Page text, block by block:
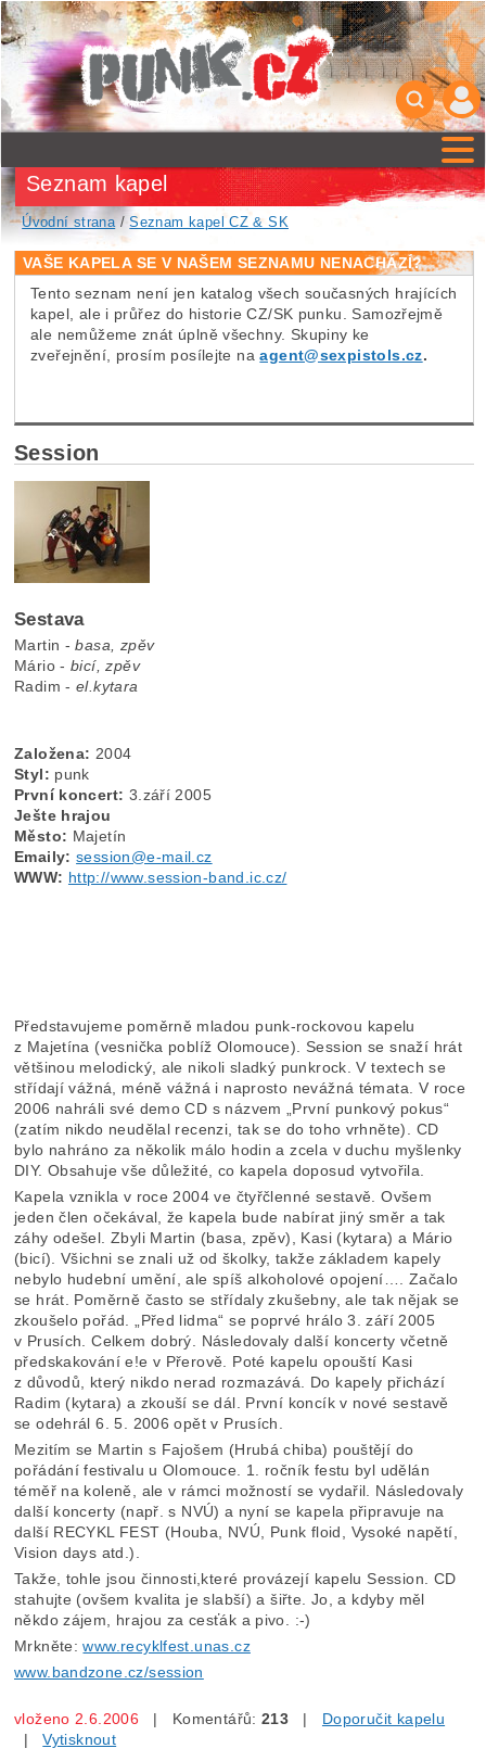
Seznam kapel
Úvodní strana/Seznam kapel CZ & SK
VAŠE KAPELA SE V NAŠEM SEZNAMU NENACHÁZÍ?
Tento seznam není jen katalog všech současných hrajících
kapel, ale i průřez do historie CZ/SK punku. Samozřejmě
ale nemůžeme znát úplně všechny. Skupiny ke
zveřejnění, prosím posílejte na agent@sexpistols.cz.
Session
Sestava
Martin -basa, zpěv
Mário -bicí, zpěv
Radim - el.kytara
Založena: 2004
Styl: punk
První koncert: 3.září 2005
Ješte hrajou
Město: Majetín
Emaily: session@e-mail.cz
WWW: http://www.session-band.ic.cz/
Představujeme poměrně mladou punk-rockovou kapelu
z Majetína (vesnička poblíž Olomouce). Session se snaží hrát
většinou melodický, ale nikoli sladký punkrock. V textech se
střídají vážná, méně vážná i naprosto nevážná témata. V roce
2006 nahráli své demo CD s názvem „První punkový pokus“
(zatím nikdo neudělal recenzi, tak se do toho vrhněte). CD
bylo nahráno za několik málo hodin a zcela v duchu myšlenky
DIY. Obsahuje vše důležité, co kapela doposud vytvořila.
Kapela vznikla v roce 2004 ve čtyřčlenné sestavě. Ovšem
jeden člen očekával, že kapela bude nabírat jiný směr a tak
záhy odešel. Zbyli Martin (basa, zpěv), Kasi (kytara) a Mário
(bicí). Všichni se znali už od školky, takže základem kapely
nebylo hudební umění, ale spíš alkoholové opojení…. Začalo
se hrát. Poměrně často se střídaly zkušebny, ale tak nějak se
zkoušelo pořád. „Před lidma“ se poprvé hrálo 3. září 2005
v Prusích. Celkem dobrý. Následovaly další koncerty včetně
předskakování e!e v Přerově. Poté kapelu opouští Kasi
z důvodů, který nikdo nerad rozmazává. Do kapely přichází
Radim (kytara) a zkouší se dál. První koncík v nové sestavě
se odehrál 6. 5. 2006 opět v Prusích.
Mezitím se Martin s Fajošem (Hrubá chiba) pouštějí do
pořádání festivalu u Olomouce. 1. ročník festu byl udělán
téměř na koleně, ale v rámci možností se vydařil. Následovaly
další koncerty (např. s NVÚ) a nyní se kapela připravuje na
další RECYKL FEST (Houba, NVÚ, Punk floid, Vysoké napětí,
Vision days atd.).
Takže, tohle jsou činnosti,které provázejí kapelu Session. CD
stahujte (ovšem kvalita je slabší) a šiřte. Jo, a kdyby měl
někdo zájem, hrajou za cesťák a pivo. :-)
Mrkněte:www.recyklfest.unas.cz
www.bandzone.cz/session
vloženo 2.6.2006 | Komentářů:213 | Doporučit kapelu
|Vytisknout